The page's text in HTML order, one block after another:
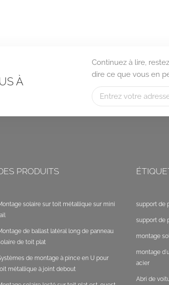
À
Continuez à lire,
dire ce que vous en
PRODUITS
solaire sur toit métallique sur mini
de ballast latéral long de panneau
de toit plat
de montage à pince en U pour
métallique à joint debout
support de
support de
montage
montage
acier
Abri de